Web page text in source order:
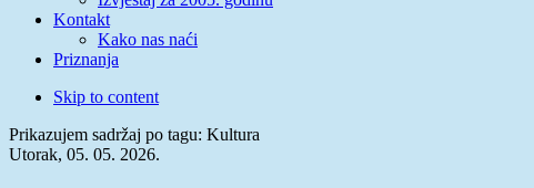
Kontakt
Kako nas naći
Priznanja
Skip to content
Prikazujem sadržaj po tagu: Kultura
Utorak, 05. 05. 2026.